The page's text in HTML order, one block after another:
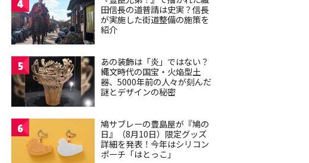
4
田信長の道普請は史実？信長
が実施した街道整備の施策を
紹介
5
あの装飾は「炎」ではない？
縄文時代の国宝・火焔型土
器、5000年前の人々が刻んだ
謎とデザインの秘密
6
鳩サブレーの豊島屋が『鳩の
日』（8月10日）限定グッズ
詳細を発表！今年はシリコン
ポーチ「はとっこ」